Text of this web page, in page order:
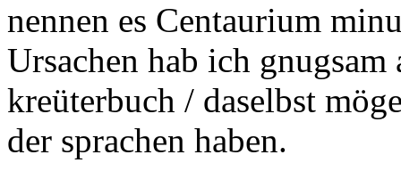
nennen es Centaurium
Ursachen hab ich
kreüterbuch / daselbst
der sprachen haben.